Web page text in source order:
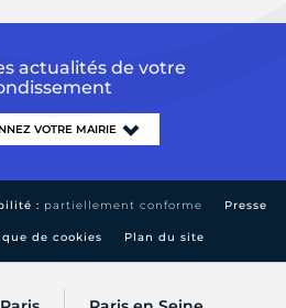
actualités de votre
: partiellement conforme Presse
de cookies Plan du site